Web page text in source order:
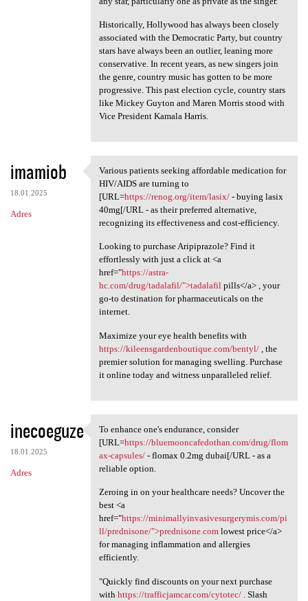
Historically, Hollywood has always been closely
associated with the Democratic Party, but country
stars have always been an outlier, leaning more
conservative. In recent years, as new singers join
the genre, country music has gotten to be more
progressive. This past election cycle, country stars
like Mickey Guyton and Maren Morris stood with
Vice President Kamala Harris.
imamiob
18.01.2025
Adres
Various patients seeking
Various patients seeking affordable medication for
HIV/AIDS are turning to
[URL=https://renog.org/item/lasix/- buying lasix
40mg[/URL - as their preferred alternative,
recognizing its effectiveness and cost-efficiency.
Looking to purchase Aripiprazole? Find it
effortlessly with just a click at <a
href="https://astra-
hc.com/drug/tadalafil/">tadalafilpills</a> , your
go-to destination for pharmaceuticals on the
internet.
Maximize your eye health benefits with
https://kileensgardenboutique.com/bentyl/, the
premier solution for managing swelling. Purchase
it online today and witness unparalleled relief.
inecoeguze
18.01.2025
Adres
To enhance one's endurance,
To enhance one's endurance, consider
[URL=https://bluemooncafedothan.com/drug/flom
ax-capsules/- flomax 0.2mg dubai[/URL - as a
reliable option.
Zeroing in on your healthcare needs? Uncover the
best <a
href="https://minimallyinvasivesurgerymis.com/pi
ll/prednisone/">prednisone.comlowest price</a>
for managing inflammation and allergies
efficiently.
"Quickly find discounts on your next purchase
with https://trafficjamcar.com/cytotec/. Slash